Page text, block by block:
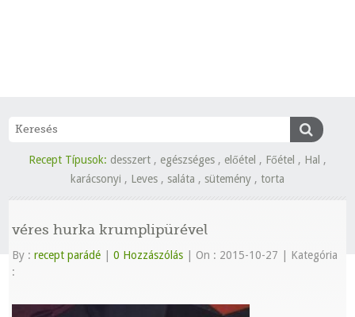
Recept Típusok: desszert , egészséges , előétel , Főétel , Hal ,
karácsonyi , Leves , saláta , sütemény , torta
véres hurka krumplipürével
By :recept parádé 0 Hozzászólás On : 2015-10-27
Kategória
: